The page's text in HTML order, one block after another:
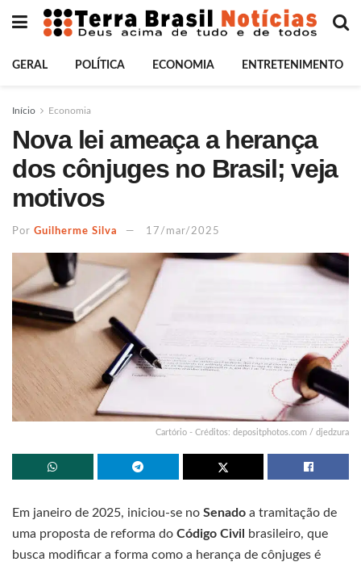
GERAL POLÍTICA ECONOMIA ENTRETENIMENTO
Início Economia
Nova lei ameaça a herança
dos cônjuges no Brasil; veja
motivos
Por Guilherme Silva 17/mar/2025
Cartório - Créditos: depositphotos.com / djedzura
Em janeiro de 2025, iniciou-se no Senado a tramitação de
uma proposta de reforma do Código Civil
brasileiro, que
busca modificar a forma como a herança de cônjuges é